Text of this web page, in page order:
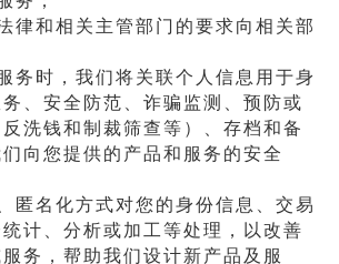
律和相关主管部门的要求向相关部
务时，我们将关联个人信息用于身
、安全防范、诈骗监测、预防或
洗钱和制裁筛查等）、存档和备
向您提供的产品和服务的安全
匿名化方式对您的身份信息、交易
计、分析或加工等处理，以改善
务，帮助我们设计新产品及服